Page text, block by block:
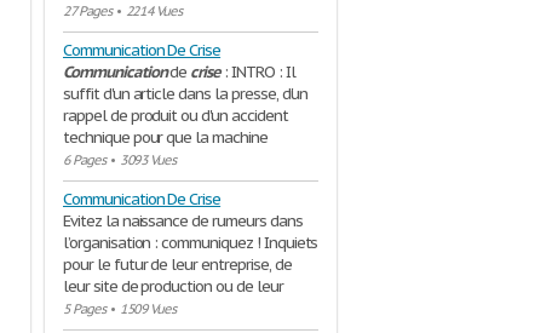
27 Pages• 2214 Vues
Communication De Crise
Communicationde crise: INTRO : Il
suffit d'un article dans la presse, d'un
rappel de produit ou d'un accident
technique pour que la machine
6 Pages• 3093 Vues
Communication De Crise
Evitez la naissance de rumeurs dans
l’organisation : communiquez ! Inquiets
pour le futur de leur entreprise, de
leur site de production ou de leur
5 Pages• 1509 Vues